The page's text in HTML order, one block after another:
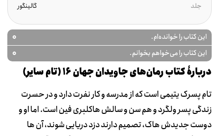
جلد
گالینگور
این کتاب را خوانده‌ام. 0
این کتاب را می‌خواهم بخوانم. 0
دربارۀ کتاب رمان‌های جاویدان جهان‏‫ 16 (تام سایر)
تام پسرک یتیمی است که از مدرسه و کار نفرت دارد و در حسرت
زندگی پسر ولگرد و هم سن و سالش هاکلبری فین است. اما او و
دوست جدیدش هاک، تصمیم دارند دزد دریایی شوند، آن ها